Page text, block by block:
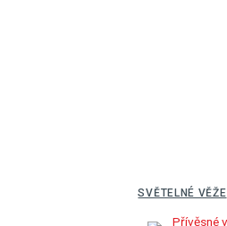
SVĚTELNÉ VĚŽE